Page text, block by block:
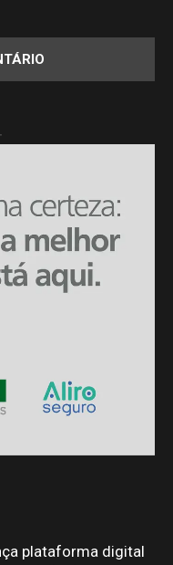
plataforma digital